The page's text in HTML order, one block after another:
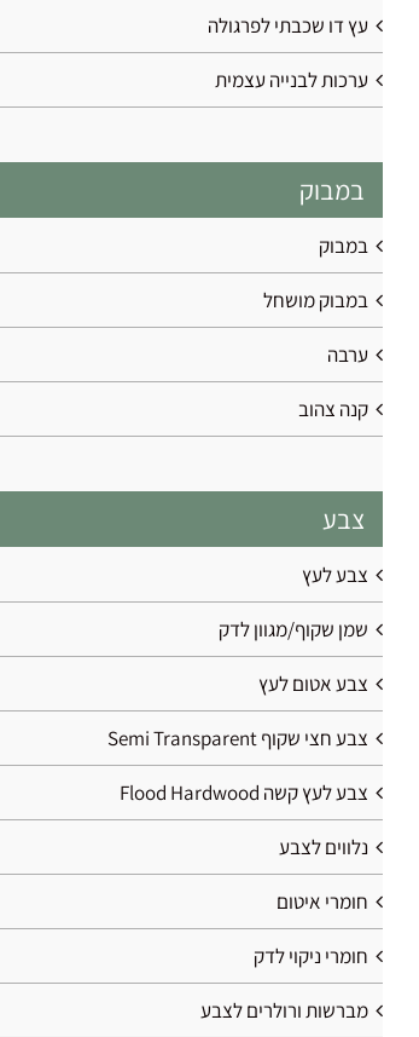
עץ דו שכבתי לפרגולה
ערכות לבנייה עצמית
במבוק
במבוק
במבוק מושחל
ערבה
קנה צהוב
צבע
צבע לעץ
שמן שקוף/מגוון לדק
צבע אטום לעץ
צבע חצי שקוף Semi Transparent
צבע לעץ קשה Flood Hardwood
נלווים לצבע
חומרי איטום
חומרי ניקוי לדק
מברשות ורולרים לצבע